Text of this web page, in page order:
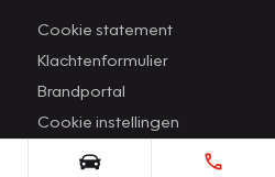
Cookie statement
Klachtenformulier
Brandportal
Cookie instellingen